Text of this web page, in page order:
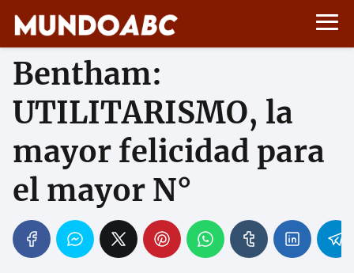
Bentham:
UTILITARISMO, la
mayor felicidad para
el mayor N°